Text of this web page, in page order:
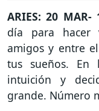
ARIES: 20 MAR-
día para hacer
amigos y entre
tus sueños. En
intuición y
grande. Número